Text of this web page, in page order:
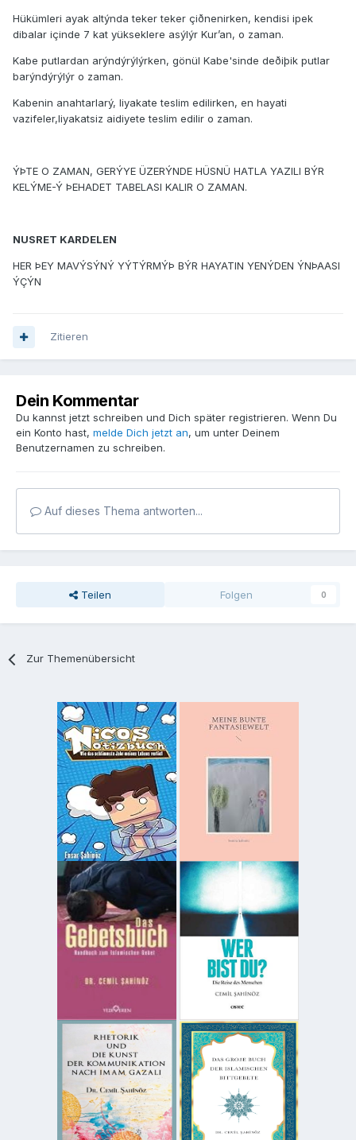
Hükümleri ayak altýnda teker teker çiðnenirken, kendisi ipek
dibalar içinde 7 kat yükseklere asýlýr Kur’an, o zaman.
Kabe putlardan arýndýrýlýrken, gönül Kabe'sinde deðiþik putlar
barýndýrýlýr o zaman.
Kabenin anahtarlarý, liyakate teslim edilirken, en hayati
vazifeler,liyakatsiz aidiyete teslim edilir o zaman.
ÝÞTE O ZAMAN, GERÝYE ÜZERÝNDE HÜSNÜ HATLA YAZILI BÝR
KELÝME-Ý ÞEHADET TABELASI KALIR O ZAMAN.
NUSRET KARDELEN
HER ÞEY MAVÝSÝNÝ YÝTÝRMÝÞ BÝR HAYATIN YENÝDEN ÝNÞAASI
ÝÇÝN
Zitieren
Dein Kommentar
Du kannst jetzt schreiben und Dich später registrieren. Wenn Du
ein Konto hast, melde Dich jetzt an, um unter Deinem
Benutzernamen zu schreiben.
Auf dieses Thema antworten...
Teilen Folgen 0
Zur Themenübersicht